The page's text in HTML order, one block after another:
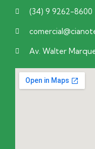
(34) 9 9262-8600
Av. Walter